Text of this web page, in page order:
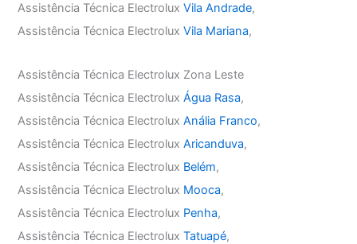
Assistência Técnica ElectroluxVila Andrade,
Assistência Técnica ElectroluxVila Mariana,
Assistência Técnica Electrolux Zona Leste
Assistência Técnica ElectroluxÁgua Rasa,
Assistência Técnica ElectroluxAnália Franco,
Assistência Técnica ElectroluxAricanduva,
Assistência Técnica Electrolux Belém,
Assistência Técnica Electrolux Mooca,
Assistência Técnica Electrolux Penha,
Assistência Técnica ElectroluxTatuapé,